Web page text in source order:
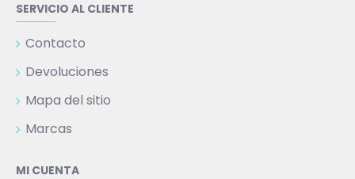
SERVICIO AL CLIENTE
Contacto
Devoluciones
Mapa del sitio
Marcas
MI CUENTA